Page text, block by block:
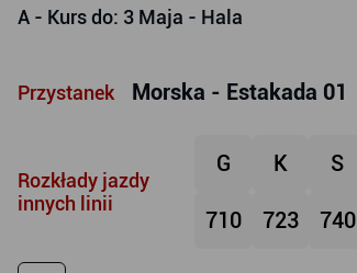
A - Kurs do: 3 Maja - Hala
Przystanek Morska - Estakada 01
Rozkłady jazdy
innych linii
G K S
710 723 740